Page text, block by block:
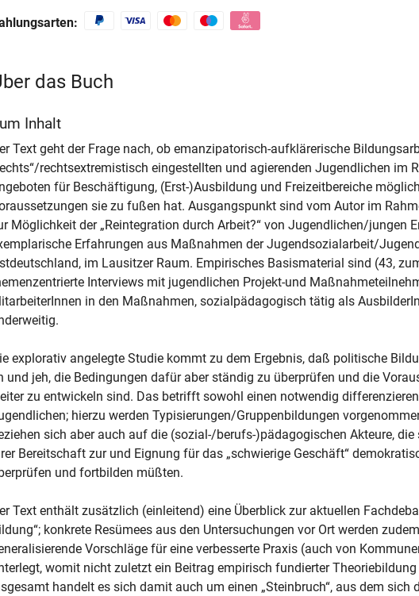
das Buch
Inhalt
Text geht der Frage nach, ob emanzipatorisch-aufklärerische
rechtsextremistisch eingestellten und agierenden Jugendlichen im
für Beschäftigung, (Erst-)Ausbildung und Freizeitbereiche
sie zu fußen hat. Ausgangspunkt sind vom Autor im
Möglichkeit der „Reintegration durch Arbeit?“ von Jugendlichen/jungen
Erfahrungen aus Maßnahmen der Jugendsozialarbeit/
im Lausitzer Raum. Empirisches Basismaterial sind (43,
Interviews mit jugendlichen Projekt-und
in den Maßnahmen, sozialpädagogisch tätig als
explorativ angelegte Studie kommt zu dem Ergebnis, daß politische
und jeh, die Bedingungen dafür aber ständig zu überprüfen und die
zu entwickeln sind. Das betrifft sowohl einen notwendig
hierzu werden Typisierungen/Gruppenbildungen
sich aber auch auf die (sozial-/berufs-)pädagogischen Akteure,
Bereitschaft zur und Eignung für das „schwierige Geschäft“
und fortbilden müßten.
Text enthält zusätzlich (einleitend) eine Überblick zur aktuellen
konkrete Resümees aus den Untersuchungen vor Ort werden
Vorschläge für eine verbesserte Praxis (auch von
womit nicht zuletzt ein Beitrag empirisch fundierter
handelt es sich damit auch um einen „Steinbruch“, aus dem sich